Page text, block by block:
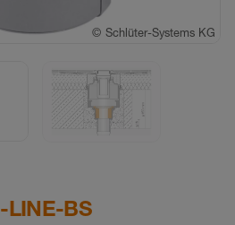
LINE-BS
© Schlüter-Systems KG
© Schlüter-Systems KG